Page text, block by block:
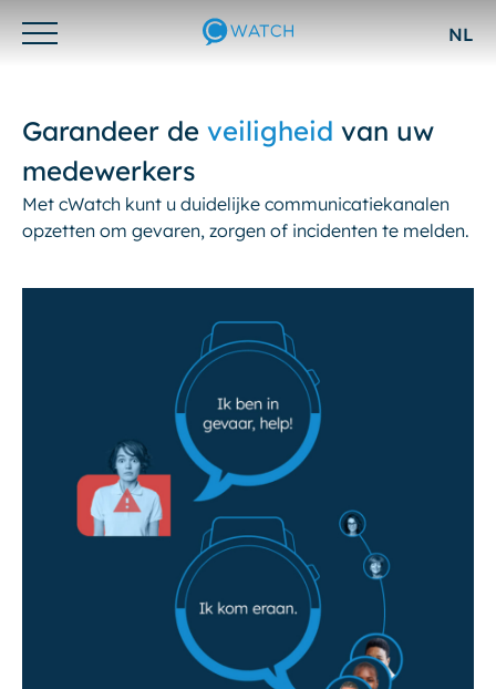
Otwórz/zamknij
NL
Garandeer de veiligheid van uw
medewerkers
Met cWatch kunt u duidelijke communicatiekanalen
opzetten om gevaren, zorgen of incidenten te melden.